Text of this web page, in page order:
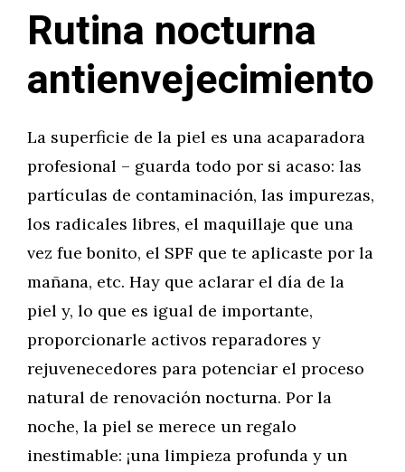
Rutina nocturna
antienvejecimiento
La superficie de la piel es una acaparadora
profesional – guarda todo por si acaso: las
partículas de contaminación, las impurezas,
los radicales libres, el maquillaje que una
vez fue bonito, el SPF que te aplicaste por la
mañana, etc. Hay que aclarar el día de la
piel y, lo que es igual de importante,
proporcionarle activos reparadores y
rejuvenecedores para potenciar el proceso
natural de renovación nocturna. Por la
noche, la piel se merece un regalo
inestimable: ¡una limpieza profunda y un